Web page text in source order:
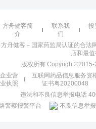
方舟健客简
介
联系我
们
投
方舟健客－国家药监局认证的合法
店和最
版权所有
企业营
业执照
互联网药品信息服务资
证书粤20200048
违法和不良信息举报电话